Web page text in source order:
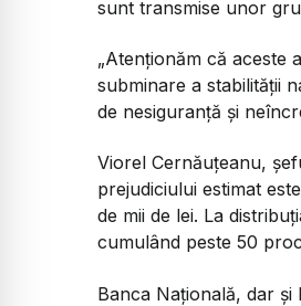
sunt transmise unor
„Atenționăm că aceste
subminare a stabilității
de nesiguranță și
Viorel Cernăuțeanu,
prejudiciului estimat
de mii de lei. La
cumulând peste 50
Banca Națională, dar